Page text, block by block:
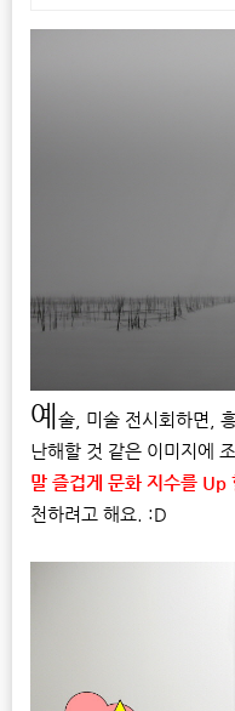
예 술, 미술 전시회하면,
난해할 것 같은 이미지에
말 즐겁게 문화 지수를 Up
천하려고 해요. :D